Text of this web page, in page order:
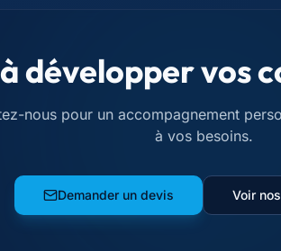
développer vos
nous pour un accompagnement
à vos besoins.
Demander un devis Voir